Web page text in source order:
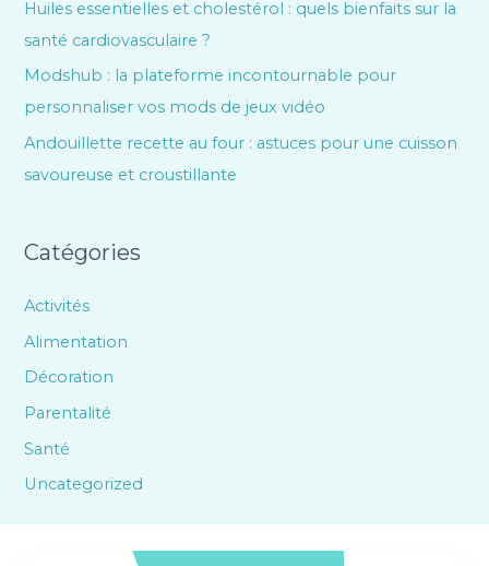
Huiles essentielles et cholestérol : quels bienfaits sur la
santé cardiovasculaire ?
Modshub : la plateforme incontournable pour
personnaliser vos mods de jeux vidéo
Andouillette recette au four : astuces pour une cuisson
savoureuse et croustillante
Catégories
Activités
Alimentation
Décoration
Parentalité
Santé
Uncategorized